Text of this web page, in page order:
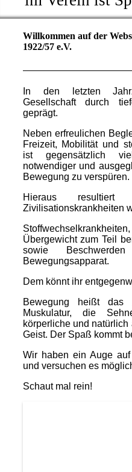
Willkommen auf der
1922/57 e.V.
In den letzten
Gesellschaft durch
geprägt.
Neben erfreulichen
Freizeit, Mobilität und
ist gegensätzlich
notwendiger und
Bewegung zu verspüren.
Hieraus
Zivilisationskrankheiten
Übergewicht zum Teil
sowie
Bewegungsapparat.
Dem könnt ihr
Bewegung heißt das
Muskulatur, die
körperliche und
Geist. Der Spaß kommt
Wir haben ein Auge
und versuchen es
Schaut mal rein!